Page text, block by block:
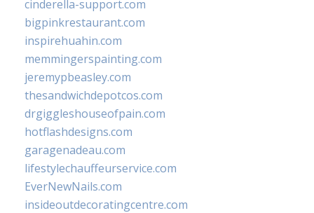
cinderella-support.com
bigpinkrestaurant.com
inspirehuahin.com
memmingerspainting.com
jeremypbeasley.com
thesandwichdepotcos.com
drgiggleshouseofpain.com
hotflashdesigns.com
garagenadeau.com
lifestylechauffeurservice.com
EverNewNails.com
insideoutdecoratingcentre.com